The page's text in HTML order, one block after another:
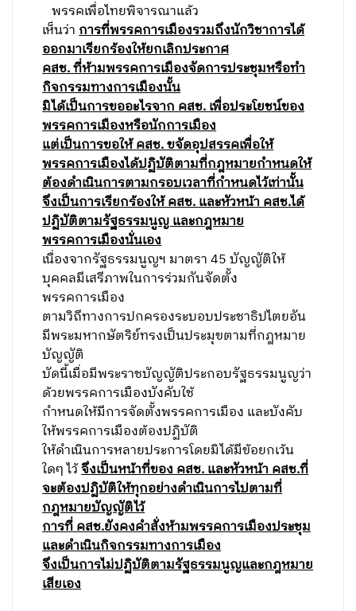
พรรคเพื่อไทยพิจารณาแล้ว
เห็นว่าการที่พรรคการเมืองรวมถึงนักวิชาการได้
ออกมาเรียกร้องให้ยกเลิกประกาศ
คสช. ที่ห้ามพรรคการเมืองจัดการประชุมหรือทำ
กิจกรรมทางการเมืองนั้น
มิได้เป็นการขออะไรจาก คสช. เพื่อประโยชน์ของ
พรรคการเมืองหรือนักการเมือง
แต่เป็นการขอให้ คสช. ขจัดอุปสรรคเพื่อให้
พรรคการเมืองได้ปฏิบัติตามที่กฎหมายกำหนดให้
ต้องดำเนินการตามกรอบเวลาที่กำหนดไว้เท่านั้น
จึงเป็นการเรียกร้องให้ คสช. และหัวหน้า คสช.ได้
ปฏิบัติตามรัฐธรรมนูญ และกฎหมาย
พรรคการเมืองนั่นเอง
เนื่องจากรัฐธรรมนูญฯ มาตรา 45 บัญญัติให้
บุคคลมีเสรีภาพในการร่วมกันจัดตั้ง
พรรคการเมือง
ตามวิถีทางการปกครองระบอบประชาธิปไตยอัน
มีพระมหากษัตริย์ทรงเป็นประมุขตามที่กฎหมาย
บัญญัติ
บัดนี้เมื่อมีพระราชบัญญัติประกอบรัฐธรรมนูญว่า
ด้วยพรรคการเมืองบังคับใช้
กำหนดให้มีการจัดตั้งพรรคการเมือง และบังคับ
ให้พรรคการเมืองต้องปฏิบัติ
ให้ดำเนินการหลายประการโดยมิได้มีข้อยกเว้น
ใดๆ ไว้จึงเป็นหน้าที่ของ คสช. และหัวหน้า คสช.ที่
จะต้องปฏิบัติให้ทุกอย่างดำเนินการไปตามที่
กฎหมายบัญญัติไว้
การที่ คสช.ยังคงคำสั่งห้ามพรรคการเมืองประชุม
และดำเนินกิจกรรมทางการเมือง
จึงเป็นการไม่ปฏิบัติตามรัฐธรรมนูญและกฎหมาย
เสียเอง